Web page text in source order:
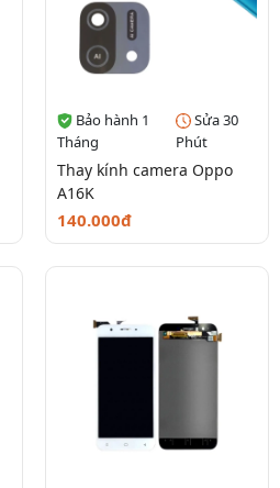
Bảo hành 1
Tháng
Sửa 30
Phút
Thay kính camera Oppo
A16K
140.000đ